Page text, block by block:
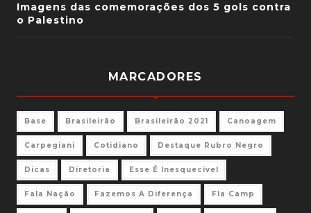
Imagens das comemorações dos 5 gols contra
o Palestino
MARCADORES
Base Brasileirão Brasileirão 2021 Canoagem
Carpegiani Cotidiano Destaque Rubro Negro
Dicas Diretoria Esse É Inesquecível
Fala Nação Fazemos A Diferença Fla Camp